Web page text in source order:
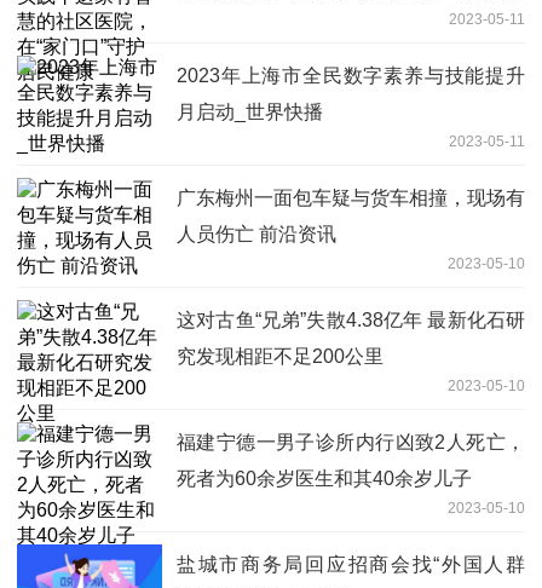
2023-05-11
2023年上海市全民数字素养与技能提升
月启动_世界快播
2023-05-11
广东梅州一面包车疑与货车相撞，现场有
人员伤亡 前沿资讯
2023-05-10
这对古鱼“兄弟”失散4.38亿年 最新化石研
究发现相距不足200公里
2023-05-10
福建宁德一男子诊所内行凶致2人死亡，
死者为60余岁医生和其40余岁儿子
2023-05-10
盐城市商务局回应招商会找“外国人群